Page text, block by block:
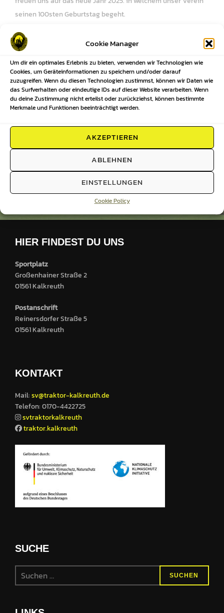
Cookie Manager
Um dir ein optimales Erlebnis zu bieten, verwenden wir Technologien wie
Cookies, um Geräteinformationen zu speichern und/oder darauf
zuzugreifen. Wenn du diesen Technologien zustimmst, können wir Daten wie
das Surfverhalten oder eindeutige IDs auf dieser Website verarbeiten. Wenn
du deine Zustimmung nicht erteilst oder zurückziehst, können bestimmte
Merkmale und Funktionen beeinträchtigt werden.
AKZEPTIEREN
ABLEHNEN
EINSTELLUNGEN
Cookie Policy
seinen 100sten Geburtstag begeht.
Ebenso einen guten Rutsch ins neue Jahr.
Beitragsnavigation
Previous
Previous
Ansetzungen unserer Mannschaften
KW50-2024
HIER FINDEST DU UNS
Sportplatz
Großenhainer Straße 2
01561 Kalkreuth
Postanschrift
Reinersdorfer Straße 5
01561 Kalkreuth
KONTAKT
Mail:sv@traktor-kalkreuth.de
Telefon: 0170-4422725
svtraktorkalkreuth
traktor.kalkreuth
SUCHE
Suchen
nach:
SUCHEN